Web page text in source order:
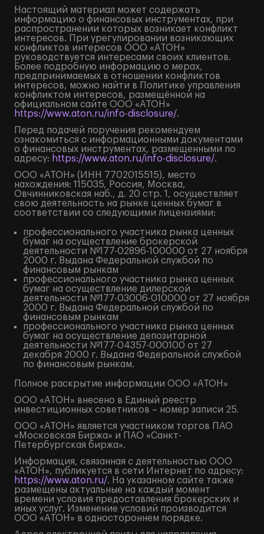
Настоящий материал может содержать
информацию о финансовых инструментах, при
распространении которых возникает конфликт
интересов. При урегулировании возникающих
конфликтов интересов ООО «АТОН»
руководствуется интересами своих клиентов.
Более подробную информацию о мерах,
предпринимаемых в отношении конфликтов
интересов, можно найти в Политике управления
конфликтом интересов, размещённой на
официальном сайте ООО «АТОН»
https://www.aton.ru/info-disclosure/.
Перед подачей поручения рекомендуем
ознакомиться с информационными документами
о финансовых инструментах, размещенными по
адресу: https://www.aton.ru/info-disclosure/.
ООО «АТОН» (ИНН 7702015515), место
нахождения: 115035, Россия, Москва,
Овчинниковская наб., д. 20 стр. 1, осуществляет
свою деятельность на рынке ценных бумаг в
соответствии со следующими лицензиями:
профессионального участника рынка ценных
бумаг на осуществление брокерской
деятельности №177-02896-100000 от 27 ноября
2000 г. Выдана Федеральной службой по
финансовым рынкам
профессионального участника рынка ценных
бумаг на осуществление дилерской
деятельности №177-03006-010000 от 27 ноября
2000 г. Выдана Федеральной службой по
финансовым рынкам
профессионального участника рынка ценных
бумаг на осуществление депозитарной
деятельности №177-04357-000100 от 27
декабря 2000 г. Выдана Федеральной службой
по финансовым рынкам.
Полное раскрытие информации ООО «АТОН»
ООО «АТОН» внесено в Единый реестр
инвестиционных советников – номер записи 25.
ООО «АТОН» является участником торгов ПАО
«Московская Биржа» и ПАО «Санкт-
Петербургская биржа».
Информация, связанная с деятельностью ООО
«АТОН», публикуется в сети Интернет по адресу:
https://www.aton.ru/. На указанном сайте также
размещены актуальные на каждый момент
времени условия предоставления брокерских и
иных услуг. Изменение условий производится
ООО «АТОН» в одностороннем порядке.